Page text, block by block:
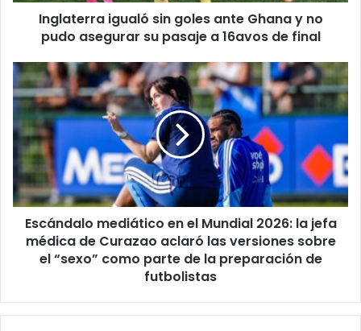
asegurar
a
16avos
de
final
Inglaterra igualó sin goles ante Ghana y no
pudo asegurar su pasaje a 16avos de final
Escándalo
mediático
en
el
Mundial
2026:
jefa
médica
Curazao
aclaró
sobre
Escándalo mediático en el Mundial 2026: la jefa
médica de Curazao aclaró las versiones sobre
el “sexo” como parte de la preparación de
futbolistas